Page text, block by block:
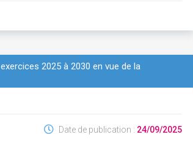
2025 à 2030 en vue de la
Date de publication : 24/09/2025